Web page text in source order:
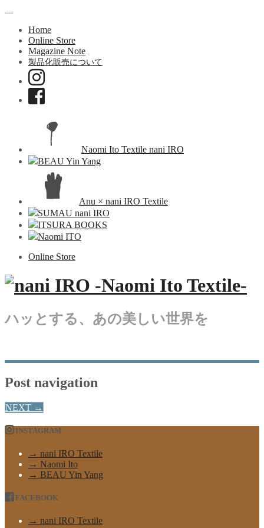
Home
Online Store
Magazine Note
製品化販売について
Naomi Ito Textile nani IRO
BEAU Yin Yang
Anu × nani IRO Textile
SUMAU nani IRO
ITSURA BOOKS
Naomi ITO
Online Store
ハッとする、あの美しい世界を
Post navigation
NEXT →
INSTAGRAM
→ nani IRO Textile
→ Naomi Ito
→ BEAU Yin Yang
FACEBOOK
→ nani IRO Textile